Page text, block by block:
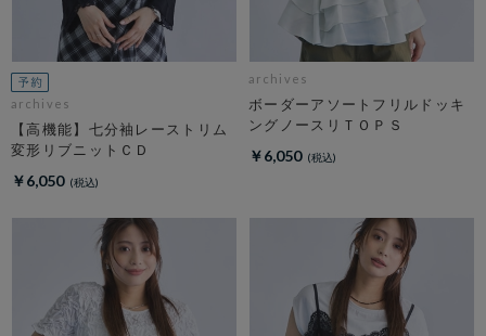
archives
【高機能】七分袖レーストリム
変形リブニットＣＤ
￥6,050
archives
ボーダーアソートフリルドッキ
ングノースリＴＯＰＳ
￥6,050